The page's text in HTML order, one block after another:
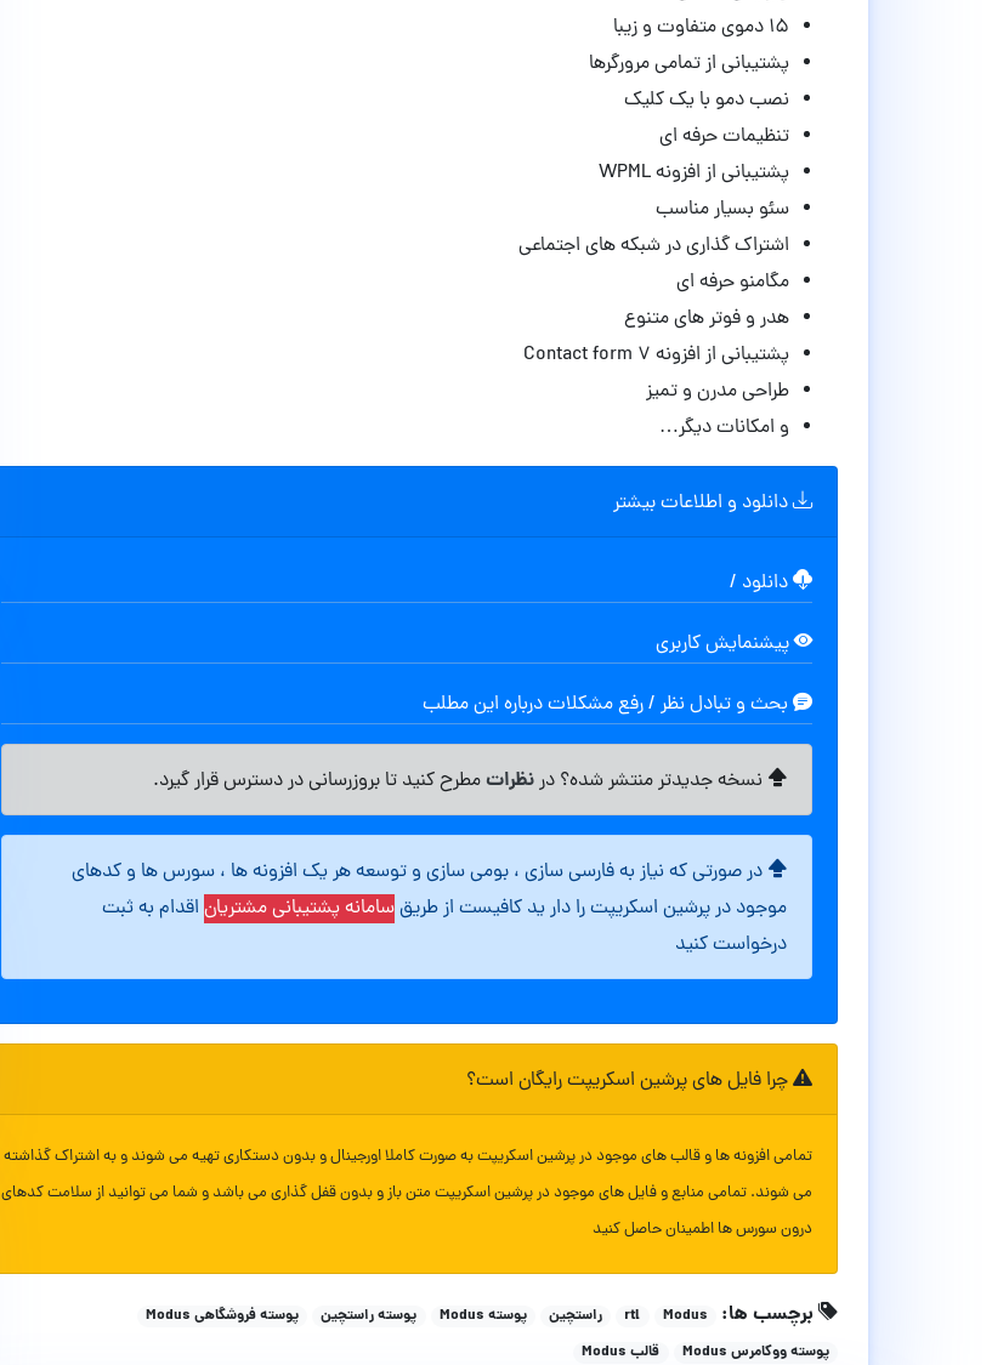
۱۵ دموی متفاوت و زیبا
پشتیبانی از تمامی مرورگرها
نصب دمو با یک کلیک
تنظیمات حرفه ای
پشتیبانی از افزونه WPML
سئو بسیار مناسب
اشتراک گذاری در شبکه های اجتماعی
مگامنو حرفه ای
هدر و فوتر های متنوع
پشتیبانی از افزونه Contact form 7
طراحی مدرن و تمیز
و امکانات دیگر…
دانلود و اطلاعات بیشتر
دانلود /
پیشنمایش کاربری
بحث و تبادل نظر / رفع مشکلات درباره این مطلب
نسخه جدیدتر منتشر شده؟ درنظراتمطرح کنید تا بروزرسانی در دسترس قرار گیرد.
در صورتی که نیاز به فارسی سازی ، بومی سازی و توسعه هر یک افزونه ها ، سورس ها و کدهای
موجود در پرشین اسکریپت را دار ید کافیست از طریقسامانه پشتیبانی مشتریان اقدام به ثبت
درخواست کنید
چرا فایل های پرشین اسکریپت رایگان است؟
تمامی افزونه ها و قالب های موجود در پرشین اسکریپت به صورت کاملا اورجینال و بدون دستکاری تهیه می شوند و به اشتراک گذاشته
می شوند. تمامی منابع و فایل های موجود در پرشین اسکریپت متن باز و بدون قفل گذاری می باشد و شما می توانید از سلامت کدهای
درون سورس ها اطمینان حاصل کنید
برچسب ها: Modus
rtl راستچین پوسته Modus پوسته راستچین
پوسته فروشگاهی Modus
پوسته ووکامرس Modus
قالب Modus